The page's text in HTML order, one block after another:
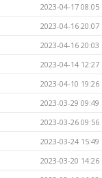
2023-04-17 08:05
2023-04-16 20:07
2023-04-16 20:03
2023-04-14 12:27
2023-04-10 19:26
2023-03-29 09:49
2023-03-26 09:56
2023-03-24 15:49
2023-03-20 14:26